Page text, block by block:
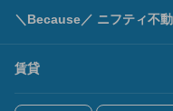
＼Because／ ニフティ不
賃貸